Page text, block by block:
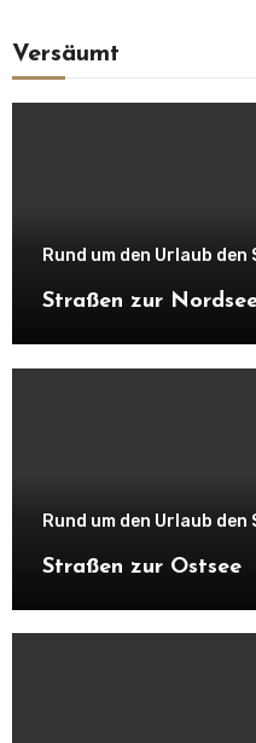
Versäumt
Rund um den Urlaub
Straßen zur
Rund um den Urlaub
Straßen zur Ostsee